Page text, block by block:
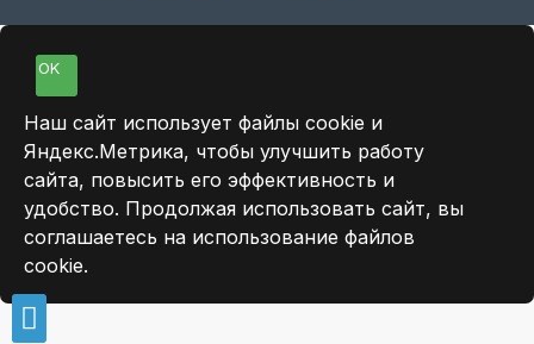
OK
Наш сайт использует файлы cookie и
Яндекс.Метрика, чтобы улучшить работу
сайта, повысить его эффективность и
удобство. Продолжая использовать сайт, вы
соглашаетесь на использование файлов
cookie.